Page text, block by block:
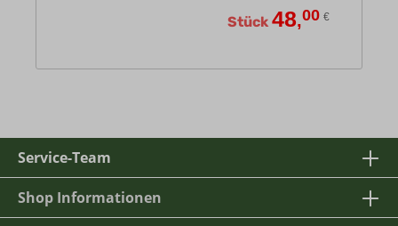
Stück 48,00 €
Service-Team
Shop Informationen